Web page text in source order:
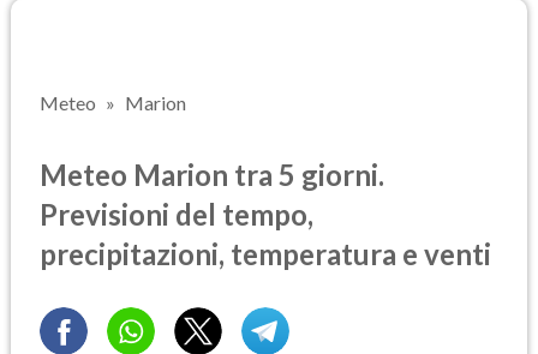
Meteo Marion
Meteo Marion tra 5 giorni.
Previsioni del tempo,
precipitazioni, temperatura e venti